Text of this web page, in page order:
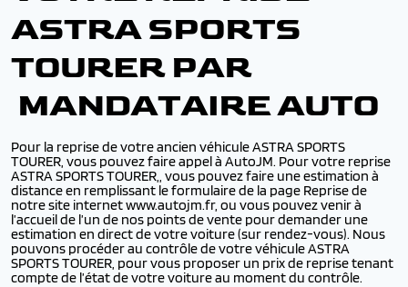
ASTRA SPORTS
TOURER PAR
MANDATAIRE AUTO
Pour la reprise de votre ancien véhicule ASTRA SPORTS
TOURER, vous pouvez faire appel à AutoJM. Pour votre reprise
ASTRA SPORTS TOURER,, vous pouvez faire une estimation à
distance en remplissant le formulaire de la page Reprise de
notre site internet www.autojm.fr, ou vous pouvez venir à
l’accueil de l’un de nos points de vente pour demander une
estimation en direct de votre voiture (sur rendez-vous). Nous
pouvons procéder au contrôle de votre véhicule ASTRA
SPORTS TOURER, pour vous proposer un prix de reprise tenant
compte de l’état de votre voiture au moment du contrôle.